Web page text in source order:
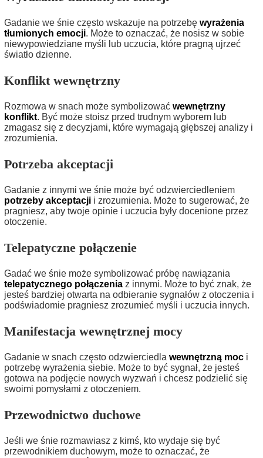
Gadanie we śnie często wskazuje na potrzebę wyrażenia
tłumionych emocji. Może to oznaczać, że nosisz w sobie
niewypowiedziane myśli lub uczucia, które pragną ujrzeć
światło dzienne.
Konflikt wewnętrzny
Rozmowa w snach może symbolizować wewnętrzny
konflikt. Być może stoisz przed trudnym wyborem lub
zmagasz się z decyzjami, które wymagają głębszej analizy i
zrozumienia.
Potrzeba akceptacji
Gadanie z innymi we śnie może być odzwierciedleniem
potrzeby akceptacji i zrozumienia. Może to sugerować, że
pragniesz, aby twoje opinie i uczucia były docenione przez
otoczenie.
Telepatyczne połączenie
Gadać we śnie może symbolizować próbę nawiązania
telepatycznego połączenia z innymi. Może to być znak, że
jesteś bardziej otwarta na odbieranie sygnałów z otoczenia i
podświadomie pragniesz zrozumieć myśli i uczucia innych.
Manifestacja wewnętrznej mocy
Gadanie w snach często odzwierciedla wewnętrzną moc i
potrzebę wyrażenia siebie. Może to być sygnał, że jesteś
gotowa na podjęcie nowych wyzwań i chcesz podzielić się
swoimi pomysłami z otoczeniem.
Przewodnictwo duchowe
Jeśli we śnie rozmawiasz z kimś, kto wydaje się być
przewodnikiem duchowym, może to oznaczać, że